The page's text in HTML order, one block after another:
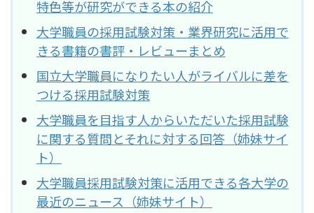
特色等が研究ができる本の紹介
大学職員の採用試験対策・業界研究に活用で
きる書籍の書評・レビューまとめ
国立大学職員になりたい人がライバルに差を
つける採用試験対策
大学職員を目指す人からいただいた採用試験
に関する質問とそれに対する回答（姉妹サイ
ト）
大学職員採用試験対策に活用できる各大学の
最近のニュース（姉妹サイト）